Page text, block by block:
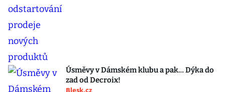
Úsměvy v Dámském klubu a pak… Dýka do
zad od Decroix!
Blesk.cz